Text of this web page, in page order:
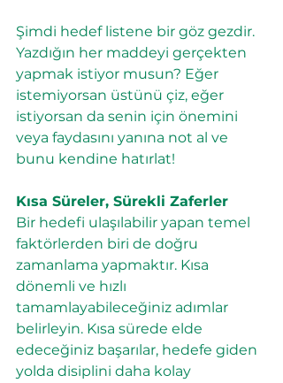
Şimdi hedef listene bir göz gezdir.
Yazdığın her maddeyi gerçekten
yapmak istiyor musun? Eğer
istemiyorsan üstünü çiz, eğer
istiyorsan da senin için önemini
veya faydasını yanına not al ve
bunu kendine hatırlat!
Kısa Süreler, Sürekli Zaferler
Bir hedefi ulaşılabilir yapan temel
faktörlerden biri de doğru
zamanlama yapmaktır. Kısa
dönemli ve hızlı
tamamlayabileceğiniz adımlar
belirleyin. Kısa sürede elde
edeceğiniz başarılar, hedefe giden
yolda disiplini daha kolay